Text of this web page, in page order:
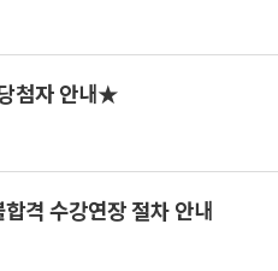
첨자 안내★
격 수강연장 절차 안내